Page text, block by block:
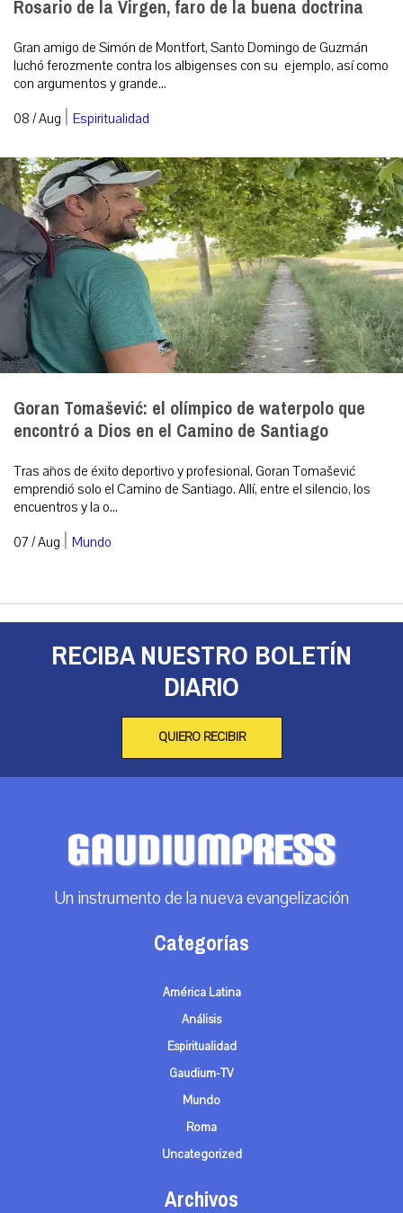
Rosario de la Virgen, faro de la buena doctrina
Gran amigo de Simón de Montfort, Santo Domingo de Guzmán
luchó ferozmente contra los albigenses con su ejemplo, así como
con argumentos y grande...
08 / Aug | Espiritualidad
Goran Tomašević: el olímpico de waterpolo que
encontró a Dios en el Camino de Santiago
Tras años de éxito deportivo y profesional, Goran Tomašević
emprendió solo el Camino de Santiago. Allí, entre el silencio, los
encuentros y la o...
07 / Aug | Mundo
RECIBA NUESTRO BOLETÍN
DIARIO
QUIERO RECIBIR
Un instrumento de la nueva evangelización
Categorías
América Latina
Análisis
Espiritualidad
Gaudium-TV
Mundo
Roma
Uncategorized
Archivos